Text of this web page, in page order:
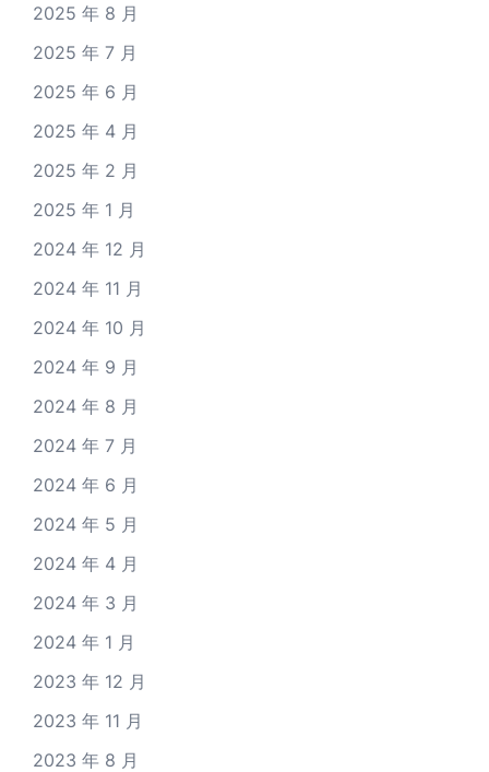
2025 年 8 月
2025 年 7 月
2025 年 6 月
2025 年 4 月
2025 年 2 月
2025 年 1 月
2024 年 12 月
2024 年 11 月
2024 年 10 月
2024 年 9 月
2024 年 8 月
2024 年 7 月
2024 年 6 月
2024 年 5 月
2024 年 4 月
2024 年 3 月
2024 年 1 月
2023 年 12 月
2023 年 11 月
2023 年 8 月